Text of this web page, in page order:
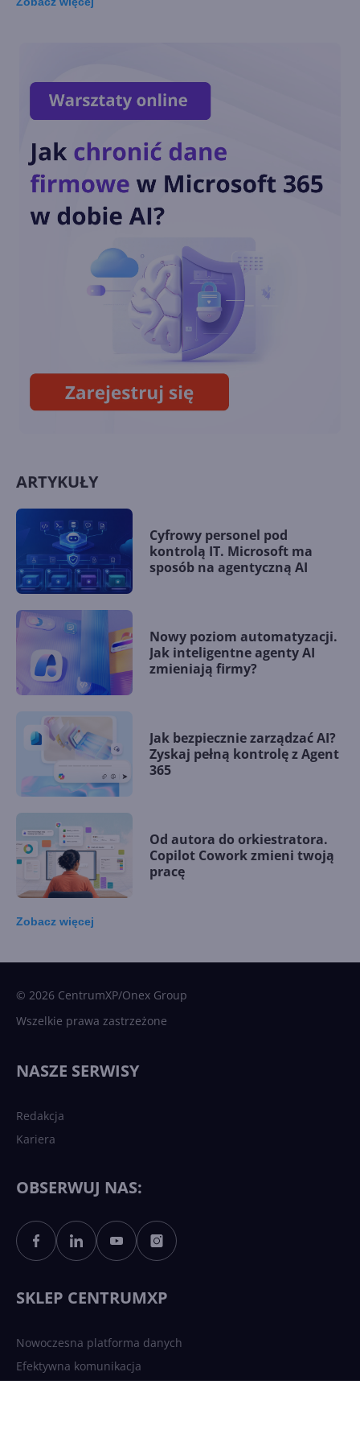
Co wydarzy się w świecie
Microsoft w 2021 roku?
Zapowiedzi i przewidywania
10 October 2020 Update
Windows 10 October 2020
Update już dostępny! Jak go
zainstalować?
ARTYKUŁY
Cyfrowy personel pod
kontrolą IT. Microsoft ma
sposób na agentyczną AI
Nowy poziom automatyzacji.
Jak inteligentne agenty AI
zmieniają firmy?
Jak bezpiecznie zarządzać AI?
Zyskaj pełną kontrolę z Agent
365
Od autora do orkiestratora.
Copilot Cowork zmieni twoją
pracę
Sztuczna inteligencja po
polsku. Dość barier
Zobacz więcej
© 2026 CentrumXP/Onex Group
Wszelkie prawa zastrzeżone
NASZE SERWISY
Redakcja
Kariera
OBSERWUJ NAS:
SKLEP CENTRUMXP
Nowoczesna platforma danych
Efektywna komunikacja